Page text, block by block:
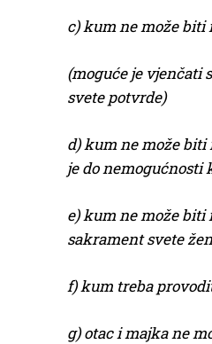
c) kum ne može
(moguće je vjenčati
svete potvrde)
d) kum ne može biti
je do nemogućnosti
e) kum ne može biti
sakrament svete
f) kum treba
g) otac i majka ne